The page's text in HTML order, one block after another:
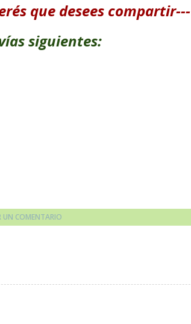
que desees compartir---
siguientes:
UN COMENTARIO